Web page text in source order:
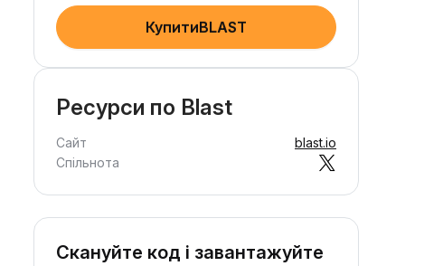
КупитиBLAST
Ресурси по Blast
Сайт
blast.io
Спільнота
Скануйте код і завантажуйте